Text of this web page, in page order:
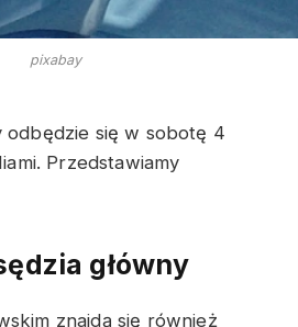
pixabay
odbędzie się w sobotę 4
Przedstawiamy
główny
znajdą się również